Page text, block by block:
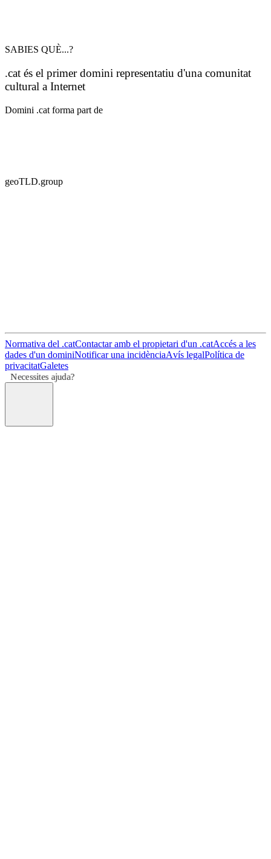
SABIES QUÈ...?
.cat és el primer domini representatiu d'una comunitat
cultural a Internet
Domini .cat forma part de
geoTLD.group
Normativa del .catContactar amb el propietari d'un .catAccés a les
dades d'un dominiNotificar una incidènciaAvís legalPolítica de
privacitatGaletes
Necessites ajuda?